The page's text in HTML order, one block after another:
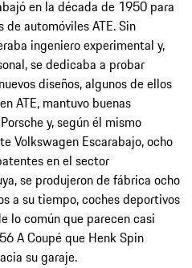
en la década de 1950 para
automóviles ATE. Sin
ingeniero experimental y,
se dedicaba a probar
diseños, algunos de ellos
ATE, mantuvo buenas
y, según él mismo
Volkswagen Escarabajo, ocho
en el sector
se produjeron de fábrica ocho
a su tiempo, coches deportivos
lo común que parecen casi
A Coupé que Henk Spin
su garaje.